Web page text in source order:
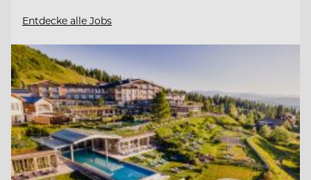
Entdecke alle Jobs